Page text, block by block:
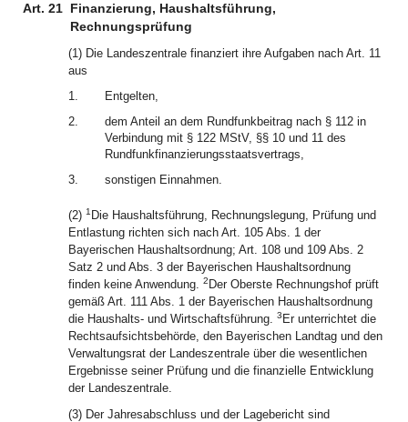
Art. 21 Finanzierung, Haushaltsführung,
Rechnungsprüfung
(1) Die Landeszentrale finanziert ihre Aufgaben nach Art. 11
aus
1.
Entgelten,
2.
dem Anteil an dem Rundfunkbeitrag nach § 112 in
Verbindung mit § 122 MStV, §§ 10 und 11 des
Rundfunkfinanzierungsstaatsvertrags,
3.
sonstigen Einnahmen.
(2) 1 Die Haushaltsführung, Rechnungslegung, Prüfung und
Entlastung richten sich nach Art. 105 Abs. 1 der
Bayerischen Haushaltsordnung; Art. 108 und 109 Abs. 2
Satz 2 und Abs. 3 der Bayerischen Haushaltsordnung
finden keine Anwendung. 2 Der Oberste Rechnungshof prüft
gemäß Art. 111 Abs. 1 der Bayerischen Haushaltsordnung
die Haushalts- und Wirtschaftsführung. 3 Er unterrichtet die
Rechtsaufsichtsbehörde, den Bayerischen Landtag und den
Verwaltungsrat der Landeszentrale über die wesentlichen
Ergebnisse seiner Prüfung und die finanzielle Entwicklung
der Landeszentrale.
(3) Der Jahresabschluss und der Lagebericht sind